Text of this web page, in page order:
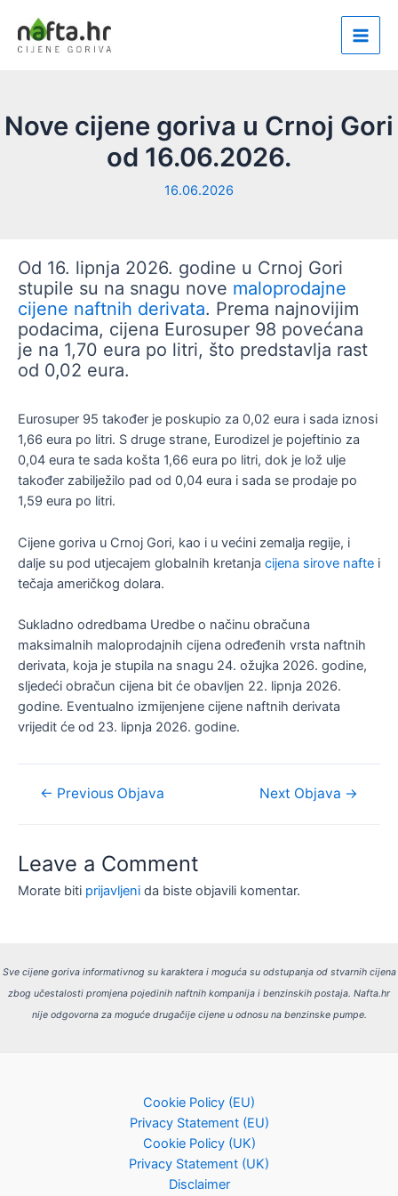
content
Main
Nove cijene goriva u Crnoj Gori
od 16.06.2026.
16.06.2026
Od 16. lipnja 2026. godine u Crnoj Gori
stupile su na snagu nove maloprodajne
cijene naftnih derivata. Prema najnovijim
podacima, cijena Eurosuper 98 povećana
je na 1,70 eura po litri, što predstavlja rast
od 0,02 eura.
Eurosuper 95 također je poskupio za 0,02 eura i sada iznosi
1,66 eura po litri. S druge strane, Eurodizel je pojeftinio za
0,04 eura te sada košta 1,66 eura po litri, dok je lož ulje
također zabilježilo pad od 0,04 eura i sada se prodaje po
1,59 eura po litri.
Cijene goriva u Crnoj Gori, kao i u većini zemalja regije, i
dalje su pod utjecajem globalnih kretanja cijena sirove nafte i
tečaja američkog dolara.
Sukladno odredbama Uredbe o načinu obračuna
maksimalnih maloprodajnih cijena određenih vrsta naftnih
derivata, koja je stupila na snagu 24. ožujka 2026. godine,
sljedeći obračun cijena bit će obavljen 22. lipnja 2026.
godine. Eventualno izmijenjene cijene naftnih derivata
vrijedit će od 23. lipnja 2026. godine.
Navigacija
← Previous Objava Next Objava →
Leave a Comment
Morate biti prijavljeni da biste objavili komentar.
Sve cijene goriva informativnog su karaktera i moguća su odstupanja od stvarnih cijena
zbog učestalosti promjena pojedinih naftnih kompanija i benzinskih postaja. Nafta.hr
nije odgovorna za moguće drugačije cijene u odnosu na benzinske pumpe.
Cookie Policy (EU)
Privacy Statement (EU)
Cookie Policy (UK)
Privacy Statement (UK)
Disclaimer